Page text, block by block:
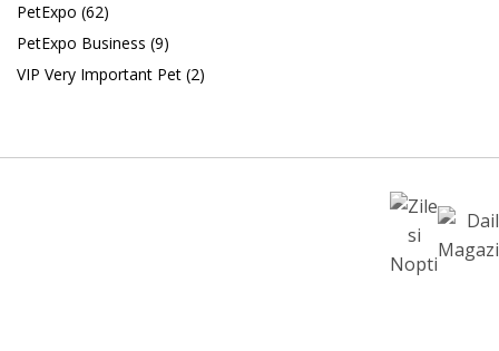
PetExpo (62)
PetExpo Business (9)
VIP Very Important Pet (2)